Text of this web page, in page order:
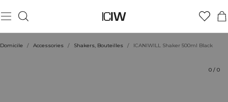
Domicile / Accessories / Shakers, Bouteilles / ICANIWILL Shaker 500ml Black
0 / 0